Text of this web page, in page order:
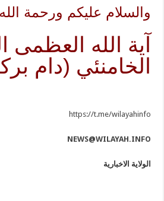
والسلام عليكم ورحمة
آية الله
الخامنئي (دام
https://t.me/wilayahinfo
NEWS@WILAYAH.INFO
الولاية الاخبارية